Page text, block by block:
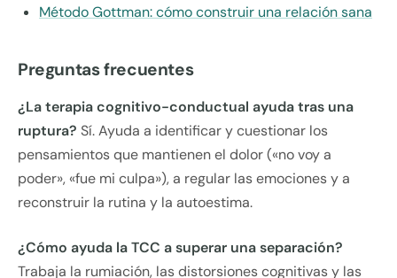
Método Gottman: cómo construir una relación sana
Preguntas frecuentes
¿La terapia cognitivo-conductual ayuda tras una
ruptura? Sí. Ayuda a identificar y cuestionar los
pensamientos que mantienen el dolor («no voy a
poder», «fue mi culpa»), a regular las emociones y a
reconstruir la rutina y la autoestima.
¿Cómo ayuda la TCC a superar una separación?
Trabaja la rumiación, las distorsiones cognitivas y las